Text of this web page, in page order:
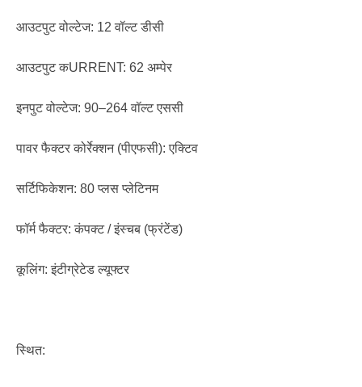
आउटपुट वोल्टेज: 12 वॉल्ट डीसी
आउटपुट कURRENT: 62 अम्पेर
इनपुट वोल्टेज: 90–264 वॉल्ट एससी
पावर फैक्टर कोर्रेक्शन (पीएफसी): एक्टिव
सर्टिफिकेशन: 80 प्लस प्लेटिनम
फॉर्म फैक्टर: कंपक्ट / इंस्चब (फ्रंटेंड)
कूलिंग: इंटीग्रेटेड ल्यूफ्टर
स्थित: